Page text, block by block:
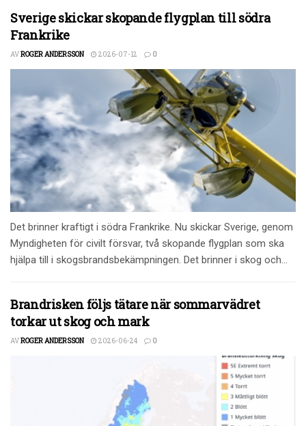
Sverige skickar skopande flygplan till södra
Frankrike
AVROGER ANDERSSON 2026-07-12 0
Det brinner kraftigt i södra Frankrike. Nu skickar Sverige, genom
Myndigheten för civilt försvar, två skopande flygplan som ska
hjälpa till i skogsbrandsbekämpningen. Det brinner i skog och...
Brandrisken följs tätare när sommarvädret
torkar ut skog och mark
AVROGER ANDERSSON 2026-06-24 0